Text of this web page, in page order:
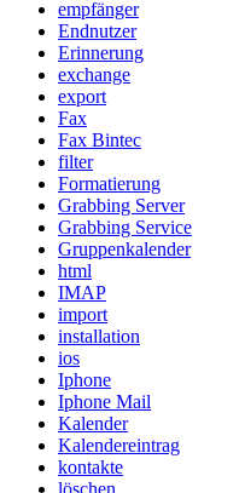
empfänger
Endnutzer
Erinnerung
exchange
export
Fax
Fax Bintec
filter
Formatierung
Grabbing Server
Grabbing Service
Gruppenkalender
html
IMAP
import
installation
ios
Iphone
Iphone Mail
Kalender
Kalendereintrag
kontakte
löschen